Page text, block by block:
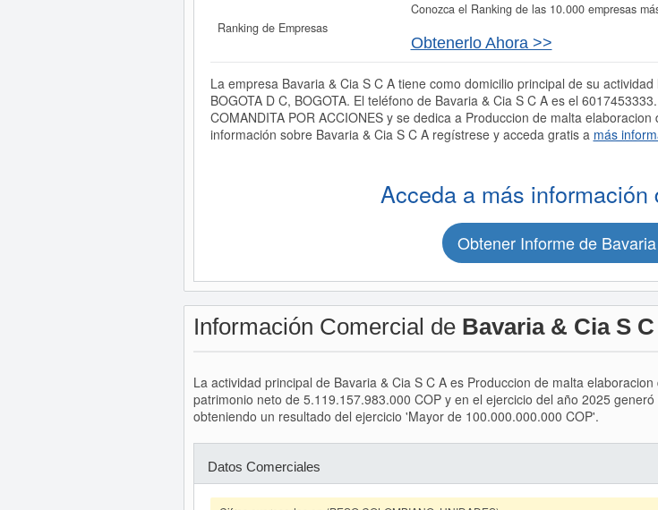
Ranking de Empresas
Conozca el Ranking de las 10.000 empresas
Obtenerlo Ahora >>
La empresa Bavaria & Cia S C A tiene como domicilio principal de su
BOGOTA D C, BOGOTA. El teléfono de Bavaria & Cia S C A es el
COMANDITA POR ACCIONES y se dedica a Produccion de malta
información sobre Bavaria & Cia S C A regístrese y acceda gratis a más
Acceda a más información
Obtener Informe de
Información Comercial de Bavaria & Cia S
La actividad principal de Bavaria & Cia S C A es Produccion de malta
patrimonio neto de 5.119.157.983.000 COP y en el ejercicio del año 2025
obteniendo un resultado del ejercicio 'Mayor de 100.000.000.000 COP'.
Datos Comerciales